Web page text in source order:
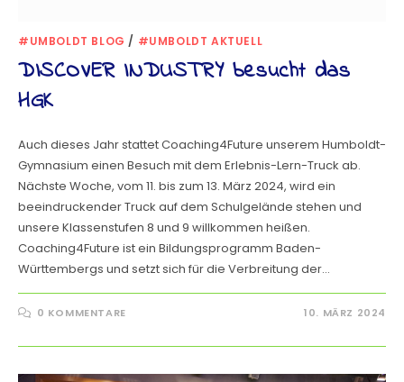
#UMBOLDT BLOG / #UMBOLDT AKTUELL
DISCOVER INDUSTRY besucht das
HGK
Auch dieses Jahr stattet Coaching4Future unserem Humboldt-
Gymnasium einen Besuch mit dem Erlebnis-Lern-Truck ab.
Nächste Woche, vom 11. bis zum 13. März 2024, wird ein
beeindruckender Truck auf dem Schulgelände stehen und
unsere Klassenstufen 8 und 9 willkommen heißen.
Coaching4Future ist ein Bildungsprogramm Baden-
Württembergs und setzt sich für die Verbreitung der…
0 KOMMENTARE 10. MÄRZ 2024